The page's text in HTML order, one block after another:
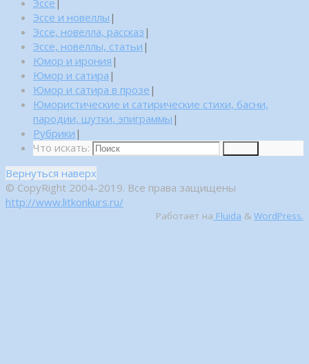
Эссе |
Эссе и новеллы |
Эссе, новелла, рассказ |
Эссе, новеллы, статьи |
Юмор и ирония |
Юмор и сатира |
Юмор и сатира в прозе |
Юмористические и сатирические стихи, басни,
пародии, шутки, эпиграммы |
Рубрики |
Что искать:
Вернуться наверх
© CopyRight 2004-2019. Все права защищены
http://www.litkonkurs.ru/
Работает на Fluida & WordPress.